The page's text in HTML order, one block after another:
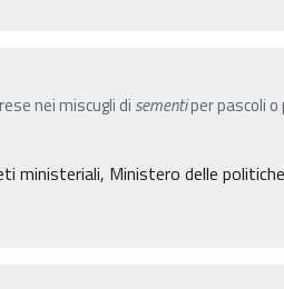
nei miscugli di sementiper pascoli
ministeriali, Ministero delle